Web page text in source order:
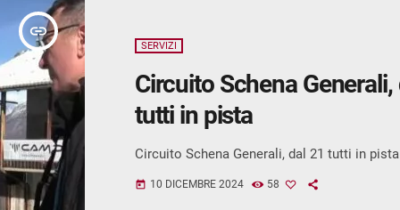
insert_link
SERVIZI
Circuito Schena Generali,
tutti in pista
Circuito Schena Generali, dal 21 tutti in pista
today 10 DICEMBRE 2024 58